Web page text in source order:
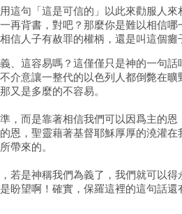
這句「這是可信的」以此來勸服人
再背書，對吧？那麼你是難以相信
信人子有赦罪的權柄，還是叫這個
、這容易嗎？這僅僅只是神的一句
介意讓一整代的以色列人都倒斃在
又是多麼的不容易。
，而是靠著相信我們可以因爲主的
恩，聖靈藉著基督耶穌厚厚的澆灌
帶來的。
若是神稱我們為義了，我們就可以
盼望啊！確實，保羅這裡的這句話